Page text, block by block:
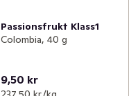
Passionsfrukt Klass1
Colombia, 40 g
9,50 kr